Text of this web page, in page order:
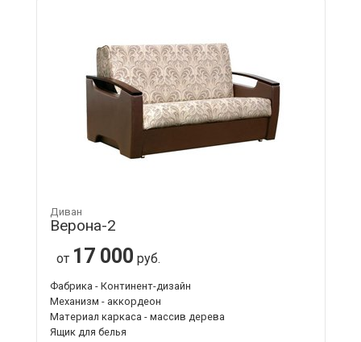
Диван
Верона-2
от 17 000 руб.
Фабрика - Континент-дизайн
Механизм - аккордеон
Материал каркаса - массив дерева
Ящик для белья